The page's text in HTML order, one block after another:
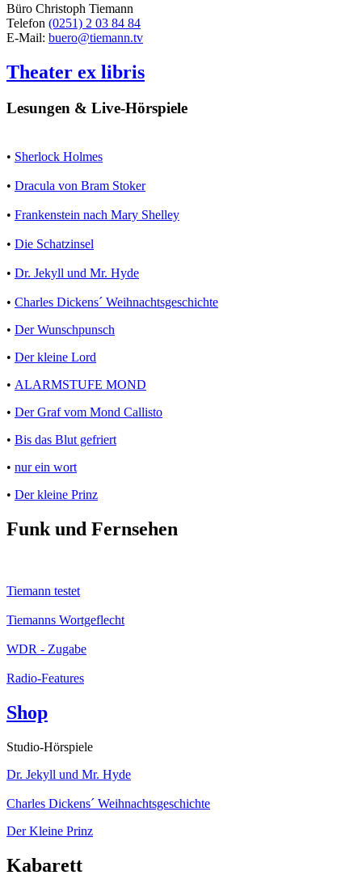
Büro Christoph Tiemann
Telefon (0251) 2 03 84 84
E-Mail: buero@tiemann.tv
Theater ex libris
Lesungen & Live-Hörspiele
• Sherlock Holmes
• Dracula von Bram Stoker
• Frankenstein nach Mary Shelley
• Die Schatzinsel
• Dr. Jekyll und Mr. Hyde
• Charles Dickens´ Weihnachtsgeschichte
• Der Wunschpunsch
• Der kleine Lord
• ALARMSTUFE MOND
• Der Graf vom Mond Callisto
• Bis das Blut gefriert
• nur ein wort
• Der kleine Prinz
Funk und Fernsehen
Tiemann testet
Tiemanns Wortgeflecht
WDR - Zugabe
Radio-Features
Shop
Studio-Hörspiele
Dr. Jekyll und Mr. Hyde
Charles Dickens´ Weihnachtsgeschichte
Der Kleine Prinz
Kabarett